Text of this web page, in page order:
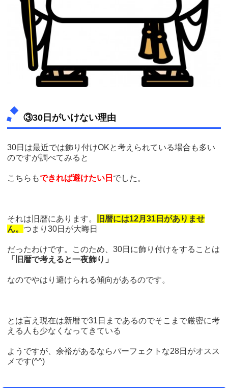
③30日がいけない理由
30日は最近では飾り付けOKと考えられている場合も多い
のですが調べてみると
こちらもできれば避けたい日 でした。
それは旧暦にあります。
旧暦には12月31日がありませ
ん。つまり30日が大晦日
だったわけです。このため、30日に飾り付けをすることは
「旧暦で考えると一夜飾り」
なのでやはり避けられる傾向があるのです。
とは言え現在は新暦で31日まであるのでそこまで厳密に考
える人も少なくなってきている
ようですが、余裕があるならパーフェクトな28日がオスス
メです(^^)